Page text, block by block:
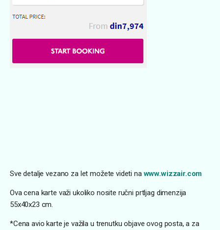
Sve detalje vezano za let možete videti nawww.wizzair.com
Ova cena karte važi ukoliko nosite ručni prtljag dimenzija
55x40x23 cm.
*Cena avio karte je važila u trenutku objave ovog posta, a za